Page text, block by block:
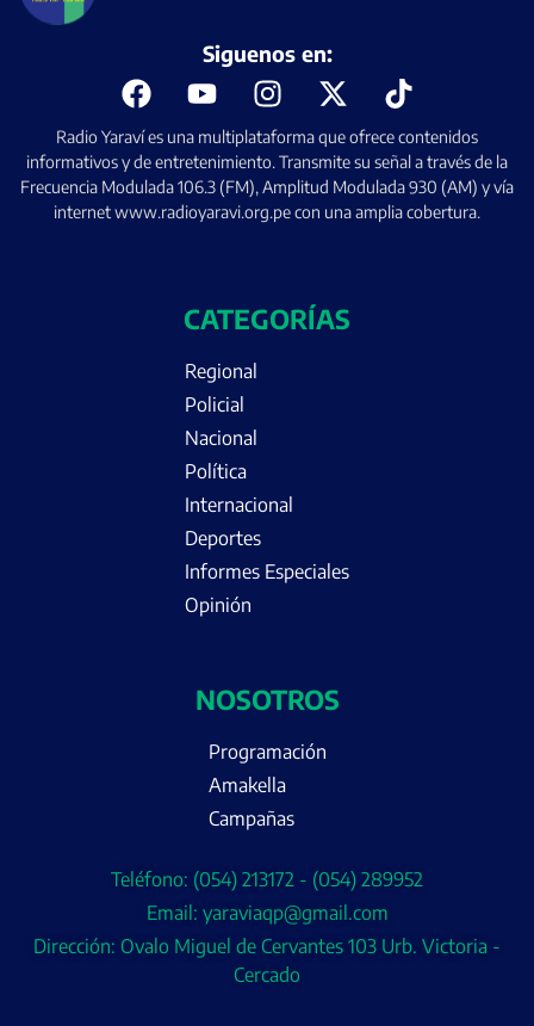
Radio Yaraví es una multiplataforma que ofrece contenidos
informativos y de entretenimiento. Transmite su señal a través de la
Frecuencia Modulada 106.3 (FM), Amplitud Modulada 930 (AM) y vía
internet www.radioyaravi.org.pe con una amplia cobertura.
Siguenos en:
CATEGORÍAS
Regional
Policial
Nacional
Política
Internacional
Deportes
Informes Especiales
Opinión
NOSOTROS
Programación
Amakella
Campañas
Teléfono: (054) 213172 - (054) 289952
Email: yaraviaqp@gmail.com
Dirección: Ovalo Miguel de Cervantes 103 Urb. Victoria -
Cercado